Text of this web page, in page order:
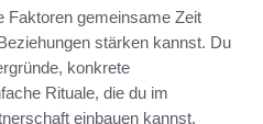
Faktoren gemeinsame Zeit
stärken kannst. Du
konkrete
Rituale, die du im
einbauen kannst.